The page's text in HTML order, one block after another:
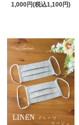
1,000円(税込1,100円)